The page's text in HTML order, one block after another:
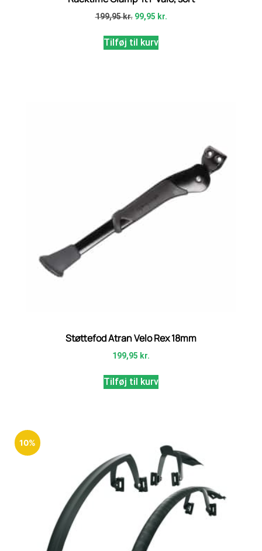
199,95kr. 99,95 kr.
Tilføj til kurv
Støttefod Atran Velo Rex 18mm
199,95 kr.
Tilføj til kurv
10%